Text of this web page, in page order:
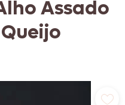
Assado